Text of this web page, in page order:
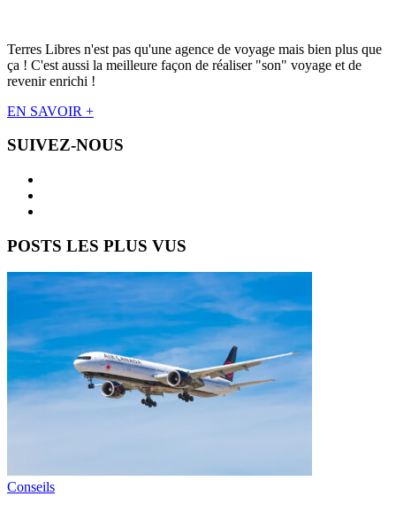
Terres Libres n'est pas qu'une agence de voyage mais bien plus que
ça ! C'est aussi la meilleure façon de réaliser "son" voyage et de
revenir enrichi !
EN SAVOIR +
SUIVEZ-NOUS
POSTS LES PLUS VUS
Conseils